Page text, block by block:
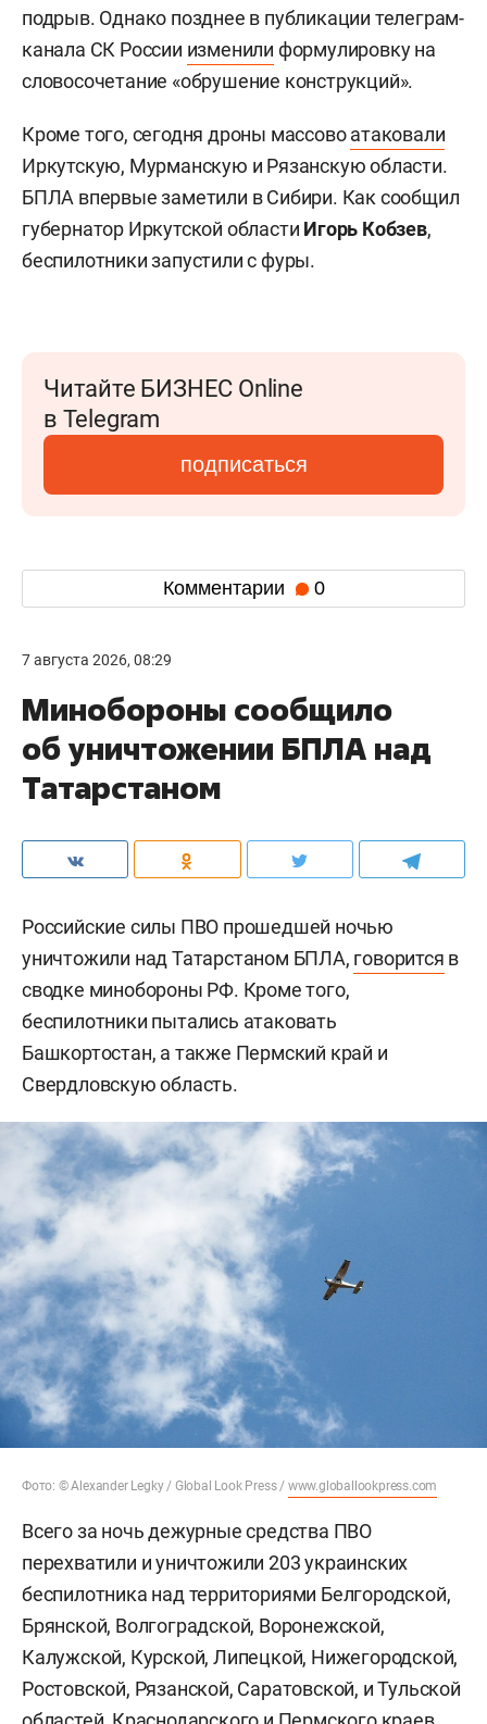
подрыв. Однако позднее в публикации телеграм-
канала СК России изменили формулировку на
словосочетание «обрушение конструкций».
Кроме того, сегодня дроны массовоатаковали
Иркутскую, Мурманскую и Рязанскую области.
БПЛА впервые заметили в Сибири. Как сообщил
губернатор Иркутской области Игорь Кобзев,
беспилотники запустили с фуры.
Читайте БИЗНЕС Online
в Telegram
подписаться
Комментарии 0
7 августа 2026, 08:29
Минобороны сообщило
об уничтожении БПЛА над
Татарстаном
Российские силы ПВО прошедшей ночью
уничтожили над Татарстаном БПЛА, говорится в
сводке минобороны РФ. Кроме того,
беспилотники пытались атаковать
Башкортостан, а также Пермский край и
Свердловскую область.
Фото: © Alexander Legky / Global Look Press / www.globallookpress.com
Всего за ночь дежурные средства ПВО
перехватили и уничтожили 203 украинских
беспилотника над территориями Белгородской,
Брянской, Волгоградской, Воронежской,
Калужской, Курской, Липецкой, Нижегородской,
Ростовской, Рязанской, Саратовской, и Тульской